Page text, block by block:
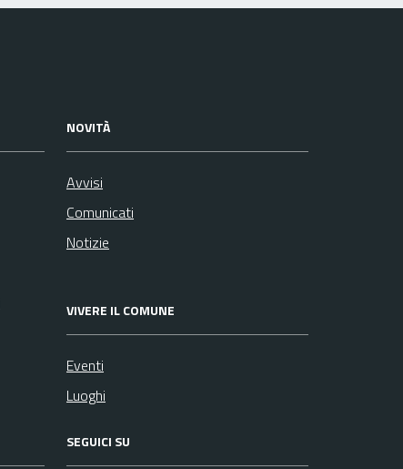
NOVITÀ
Avvisi
Comunicati
Notizie
VIVERE IL COMUNE
Eventi
Luoghi
SEGUICI SU